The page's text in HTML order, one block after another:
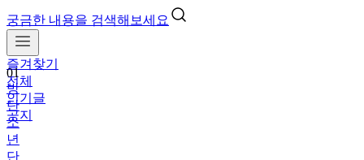
궁금한 내용을 검색해보세요
즐겨찾기
전체
인기글
공지
01
방
탄
소
년
단